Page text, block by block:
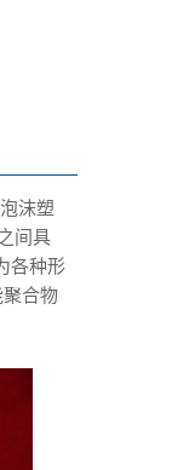
沫塑
间具
各种形
合物